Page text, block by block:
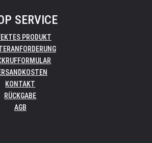
SERVICE
PRODUKT
KONTAKT
RÜCKGABE
AGB